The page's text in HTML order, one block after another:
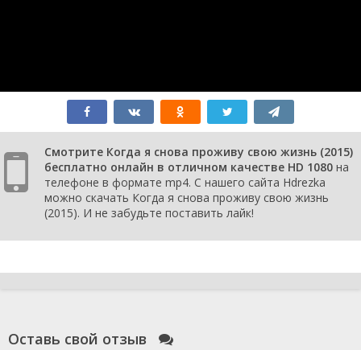
Смотрите Когда я снова проживу свою жизнь (2015)
бесплатно онлайн в отличном качестве HD 1080 на
телефоне в формате mp4. С нашего сайта Hdrezka
можно скачать Когда я снова проживу свою жизнь
(2015). И не забудьте поставить лайк!
Оставь свой отзыв